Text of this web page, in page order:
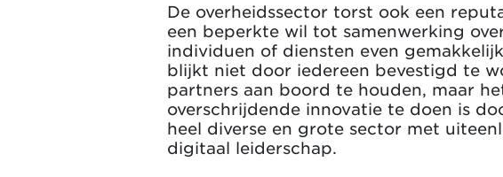
De overheidssector torst ook een
een beperkte wil tot samenwerking
individuen of diensten even
blijkt niet door iedereen bevestigd te
partners aan boord te houden, maar
overschrijdende innovatie te doen is
heel diverse en grote sector met
digitaal leiderschap.